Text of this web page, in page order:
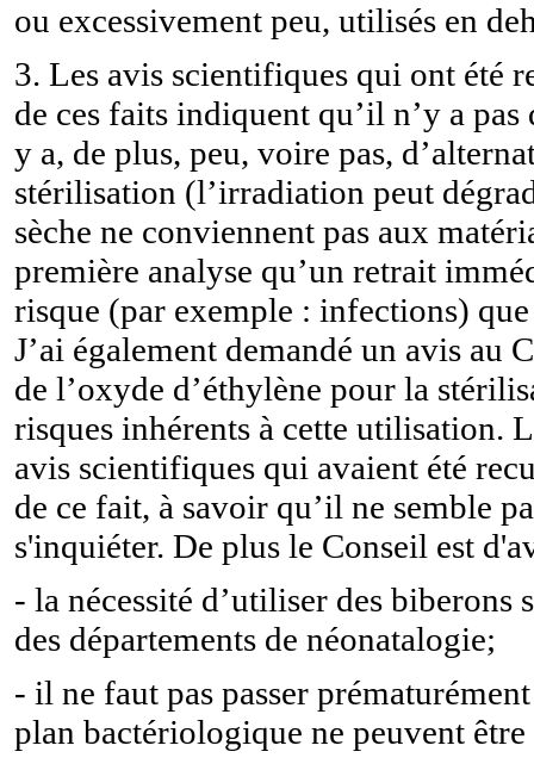
ou excessivement peu, utilisés en
3. Les avis scientifiques qui ont été
de ces faits indiquent qu’il n’y a
y a, de plus, peu, voire pas,
stérilisation (l’irradiation peut
sèche ne conviennent pas aux
première analyse qu’un retrait
risque (par exemple : infections)
J’ai également demandé un avis au
de l’oxyde d’éthylène pour la
risques inhérents à cette utilisation.
avis scientifiques qui avaient été
de ce fait, à savoir qu’il ne semble
s'inquiéter. De plus le Conseil est
- la nécessité d’utiliser des biberons
des départements de néonatalogie;
- il ne faut pas passer
plan bactériologique ne peuvent